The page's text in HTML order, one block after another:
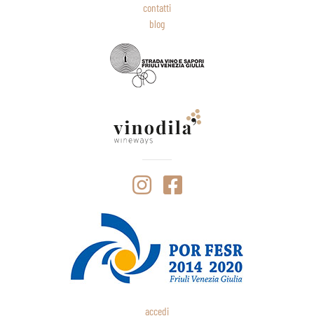
contatti
blog
accedi